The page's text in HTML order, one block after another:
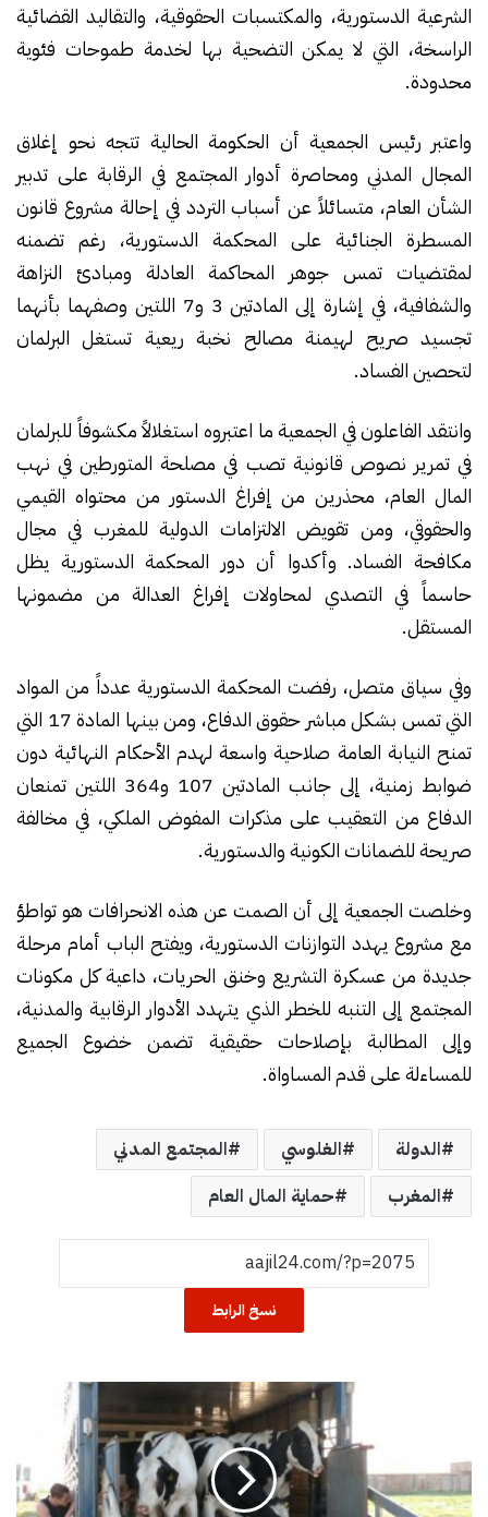
الشرعية الدستورية، والمكتسبات الحقوقية، والتقاليد القضائية
الراسخة، التي لا يمكن التضحية بها لخدمة طموحات فئوية
محدودة.
واعتبر رئيس الجمعية أن الحكومة الحالية تتجه نحو إغلاق
المجال المدني ومحاصرة أدوار المجتمع في الرقابة على تدبير
الشأن العام، متسائلاً عن أسباب التردد في إحالة مشروع قانون
المسطرة الجنائية على المحكمة الدستورية، رغم تضمنه
لمقتضيات تمس جوهر المحاكمة العادلة ومبادئ النزاهة
والشفافية، في إشارة إلى المادتين 3 و7 اللتين وصفهما بأنهما
تجسيد صريح لهيمنة مصالح نخبة ريعية تستغل البرلمان
لتحصين الفساد.
وانتقد الفاعلون في الجمعية ما اعتبروه استغلالاً مكشوفاً للبرلمان
في تمرير نصوص قانونية تصب في مصلحة المتورطين في نهب
المال العام، محذرين من إفراغ الدستور من محتواه القيمي
والحقوقي، ومن تقويض الالتزامات الدولية للمغرب في مجال
مكافحة الفساد. وأكدوا أن دور المحكمة الدستورية يظل
حاسماً في التصدي لمحاولات إفراغ العدالة من مضمونها
المستقل.
وفي سياق متصل، رفضت المحكمة الدستورية عدداً من المواد
التي تمس بشكل مباشر حقوق الدفاع، ومن بينها المادة 17 التي
تمنح النيابة العامة صلاحية واسعة لهدم الأحكام النهائية دون
ضوابط زمنية، إلى جانب المادتين 107 و364 اللتين تمنعان
الدفاع من التعقيب على مذكرات المفوض الملكي، في مخالفة
صريحة للضمانات الكونية والدستورية.
وخلصت الجمعية إلى أن الصمت عن هذه الانحرافات هو تواطؤ
مع مشروع يهدد التوازنات الدستورية، ويفتح الباب أمام مرحلة
جديدة من عسكرة التشريع وخنق الحريات، داعية كل مكونات
المجتمع إلى التنبه للخطر الذي يتهدد الأدوار الرقابية والمدنية،
وإلى المطالبة بإصلاحات حقيقية تضمن خضوع الجميع
للمساءلة على قدم المساواة.
الدولة الغلوسي
المجتمع المدني
المغرب
حماية المال العام
نسخ الرابط
ي
ر
ا